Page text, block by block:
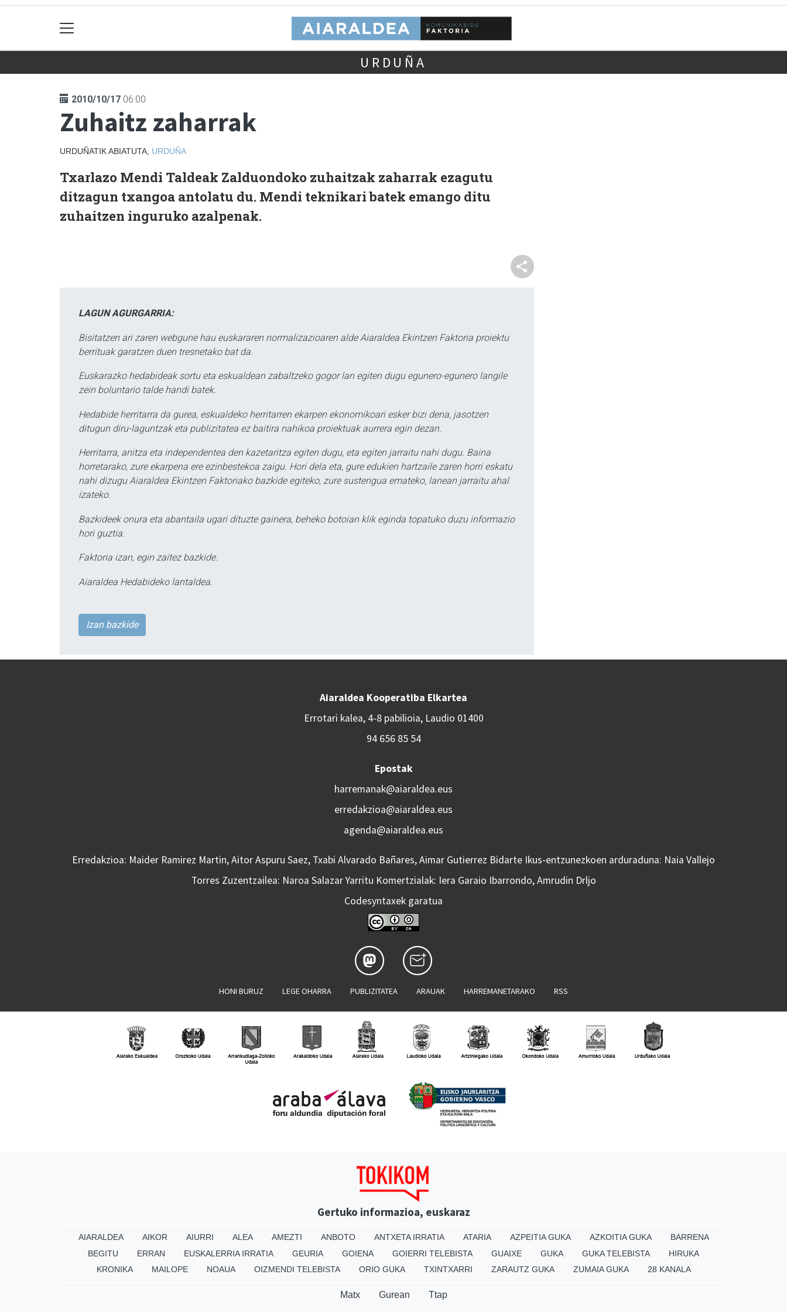
URDUÑA
2010/10/17 06:00
Zuhaitz zaharrak
URDUÑATIK ABIATUTA, URDUÑA
Txarlazo Mendi Taldeak Zalduondoko zuhaitzak zaharrak ezagutu
ditzagun txangoa antolatu du. Mendi teknikari batek emango ditu
zuhaitzen inguruko azalpenak.
LAGUN AGURGARRIA:
Bisitatzen ari zaren webgune hau euskararen normalizazioaren alde Aiaraldea Ekintzen Faktoria proiektu
berrituak garatzen duen tresnetako bat da.
Euskarazko hedabideak sortu eta eskualdean zabaltzeko gogor lan egiten dugu egunero-egunero langile
zein boluntario talde handi batek.
Hedabide herritarra da gurea, eskualdeko herritarren ekarpen ekonomikoari esker bizi dena, jasotzen
ditugun diru-laguntzak eta publizitatea ez baitira nahikoa proiektuak aurrera egin dezan.
Herritarra, anitza eta independentea den kazetaritza egiten dugu, eta egiten jarraitu nahi dugu. Baina
horretarako, zure ekarpena ere ezinbestekoa zaigu. Hori dela eta, gure edukien hartzaile zaren horri eskatu
nahi dizugu Aiaraldea Ekintzen Faktoriako bazkide egiteko, zure sustengua emateko, lanean jarraitu ahal
izateko.
Bazkideek onura eta abantaila ugari dituzte gainera, beheko botoian klik eginda topatuko duzu informazio
hori guztia.
Faktoria izan, egin zaitez bazkide.
Aiaraldea Hedabideko lantaldea.
Izan bazkide
Aiaraldea Kooperatiba Elkartea
Errotari kalea, 4-8 pabilioia, Laudio 01400
94 656 85 54
Epostak
harremanak@aiaraldea.eus
erredakzioa@aiaraldea.eus
agenda@aiaraldea.eus
Erredakzioa: Maider Ramirez Martin, Aitor Aspuru Saez, Txabi Alvarado Bañares, Aimar Gutierrez Bidarte Ikus-entzunezkoen arduraduna: Naia Vallejo
Torres Zuzentzailea: Naroa Salazar Yarritu Komertzialak: Iera Garaio Ibarrondo, Amrudin Drljo
Codesyntaxek garatua
HONI BURUZ LEGE OHARRA PUBLIZITATEA ARAUAK HARREMANETARAKO RSS
Gertuko informazioa, euskaraz
AIARALDEA AIKOR AIURRI ALEA AMEZTI ANBOTO ANTXETA IRRATIA ATARIA AZPEITIA GUKA AZKOITIA GUKA
BARRENA
BEGITU
ERRAN EUSKALERRIA IRRATIA GEURIA GOIENA GOIERRI TELEBISTA GUAIXE GUKA GUKA TELEBISTA
HIRUKA
KRONIKA
MAILOPE NOAUA OIZMENDI TELEBISTA ORIO GUKA TXINTXARRI ZARAUTZ GUKA ZUMAIA GUKA 28 KANALA
Matx Gurean Ttap